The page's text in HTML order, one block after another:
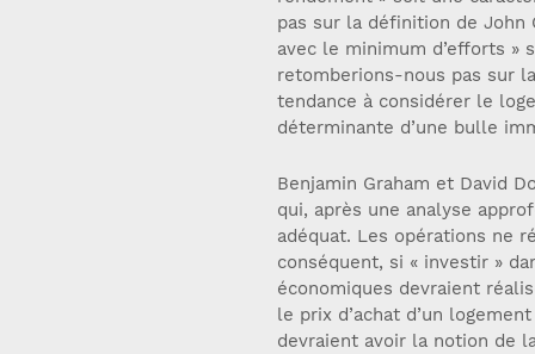
pas sur la définition de John
avec le minimum d’efforts »
retomberions-nous pas sur
tendance à considérer le
déterminante d’une bulle
Benjamin Graham et David
qui, après une analyse
adéquat. Les opérations ne
conséquent, si « investir »
économiques devraient
le prix d’achat d’un
devraient avoir la notion de